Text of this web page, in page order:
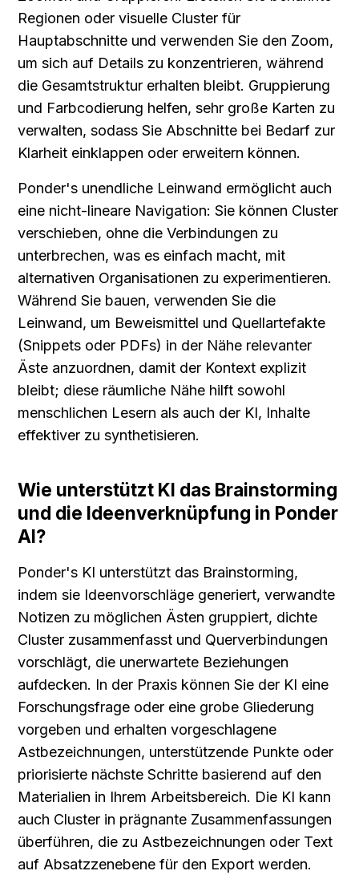
Regionen oder visuelle Cluster für
Hauptabschnitte und verwenden Sie den Zoom,
um sich auf Details zu konzentrieren, während
die Gesamtstruktur erhalten bleibt. Gruppierung
und Farbcodierung helfen, sehr große Karten zu
verwalten, sodass Sie Abschnitte bei Bedarf zur
Klarheit einklappen oder erweitern können.
Ponder's unendliche Leinwand ermöglicht auch
eine nicht-lineare Navigation: Sie können Cluster
verschieben, ohne die Verbindungen zu
unterbrechen, was es einfach macht, mit
alternativen Organisationen zu experimentieren.
Während Sie bauen, verwenden Sie die
Leinwand, um Beweismittel und Quellartefakte
(Snippets oder PDFs) in der Nähe relevanter
Äste anzuordnen, damit der Kontext explizit
bleibt; diese räumliche Nähe hilft sowohl
menschlichen Lesern als auch der KI, Inhalte
effektiver zu synthetisieren.
Wie unterstützt KI das Brainstorming
und die Ideenverknüpfung in Ponder
AI?
Ponder's KI unterstützt das Brainstorming,
indem sie Ideenvorschläge generiert, verwandte
Notizen zu möglichen Ästen gruppiert, dichte
Cluster zusammenfasst und Querverbindungen
vorschlägt, die unerwartete Beziehungen
aufdecken. In der Praxis können Sie der KI eine
Forschungsfrage oder eine grobe Gliederung
vorgeben und erhalten vorgeschlagene
Astbezeichnungen, unterstützende Punkte oder
priorisierte nächste Schritte basierend auf den
Materialien in Ihrem Arbeitsbereich. Die KI kann
auch Cluster in prägnante Zusammenfassungen
überführen, die zu Astbezeichnungen oder Text
auf Absatzzenebene für den Export werden.